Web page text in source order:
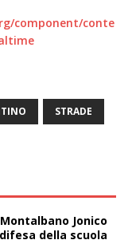
component/conte
STRADE
Jonico
della scuola